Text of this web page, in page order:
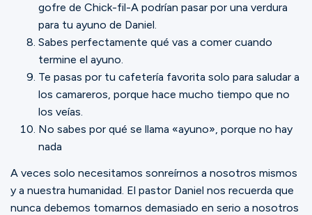
Español
gofre de Chick-fil-A podrían pasar por una verdura
para tu ayuno de Daniel.
Sabes perfectamente qué vas a comer cuando
termine el ayuno.
Te pasas por tu cafetería favorita solo para saludar a
los camareros, porque hace mucho tiempo que no
los veías.
No sabes por qué se llama «ayuno», porque no hay
nada
A veces solo necesitamos sonreírnos a nosotros mismos
y a nuestra humanidad. El pastor Daniel nos recuerda que
nunca debemos tomarnos demasiado en serio a nosotros